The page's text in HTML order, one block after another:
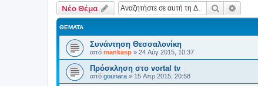
Νέο Θέμα Αναζήτηση
ΘΈΜΑΤΑ
Συνάντηση Θεσσαλονίκη
από mankasp » 24 Αύγ 2015, 10:37
Πρόσκληση στο vortal tv
από gounara » 15 Απρ 2015, 20:58